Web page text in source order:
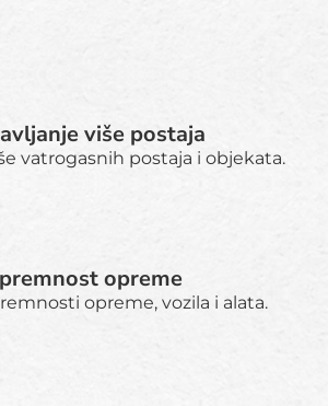
više postaja
vatrogasnih postaja i objekata.
opreme
opreme, vozila i alata.